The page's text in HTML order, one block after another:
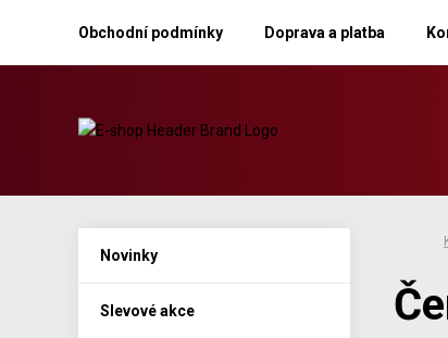
Obchodní podmínky Doprava a platba
Novinky
Slevové akce